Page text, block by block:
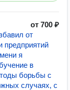
от 700 ₽
от
предприятий
я
в
борьбы с
случаях, с